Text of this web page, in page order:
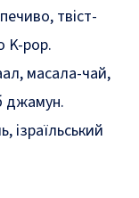
твіст-
K-pop.
масала-чай,
джамун.
ізраїльський